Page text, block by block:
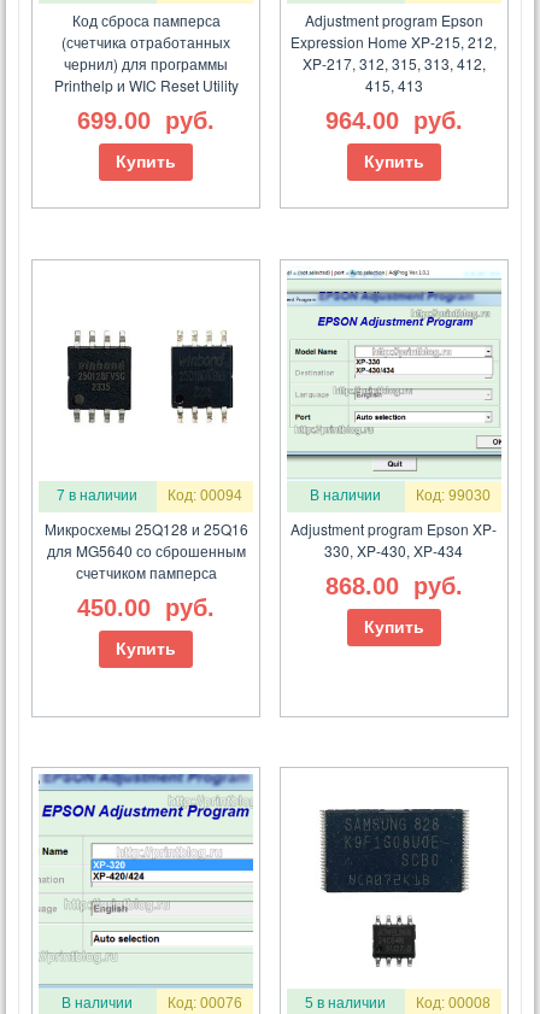
Код сброса памперса
(счетчика отработанных
чернил) для программы
Printhelp и WIC Reset Utility
699.00 руб.
Купить
Adjustment program Epson
Expression Home XP-215, 212,
XP-217, 312, 315, 313, 412,
415, 413
964.00 руб.
Купить
7 в наличии Код: 00094
Микросхемы 25Q128 и 25Q16
для MG5640 со сброшенным
счетчиком памперса
450.00 руб.
Купить
В наличии Код: 99030
Adjustment program Epson XP-
330, XP-430, XP-434
868.00 руб.
Купить
В наличии Код: 00076 5 в наличии Код: 00008